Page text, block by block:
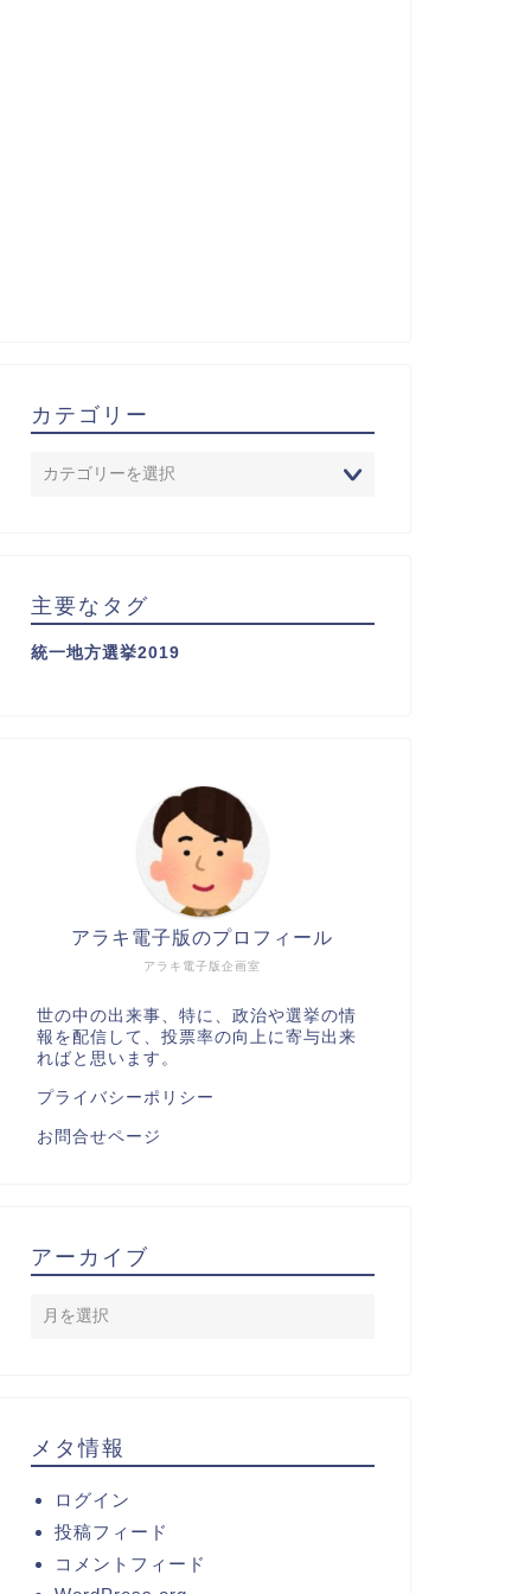
カテゴリー
主要なタグ
統一地方選挙2019
アラキ電子版企画室
アラキ電子版のプロフィール
世の中の出来事、特に、政治や選挙の情
報を配信して、投票率の向上に寄与出来
ればと思います。
プライバシーポリシー
お問合せページ
アーカイブ
メタ情報
ログイン
投稿フィード
コメントフィード